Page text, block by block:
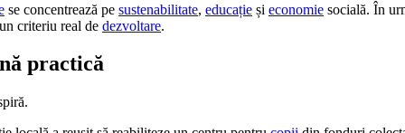
se concentrează pe sustenabilitate, educație și economie socială. În
criteriu real de dezvoltare.
practică